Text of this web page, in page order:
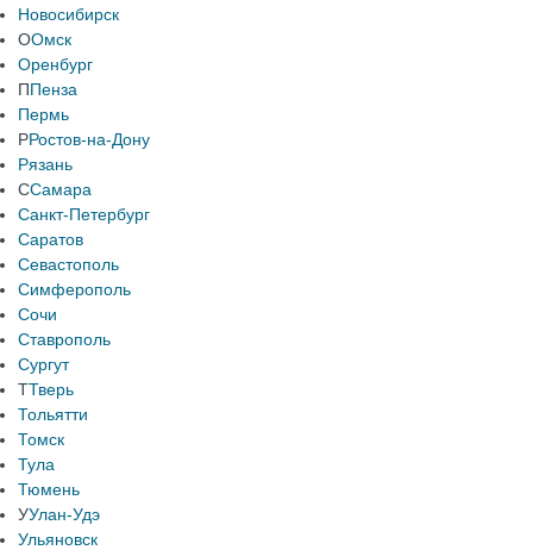
Новосибирск
ООмск
Оренбург
ППенза
Пермь
РРостов-на-Дону
Рязань
ССамара
Санкт-Петербург
Саратов
Севастополь
Симферополь
Сочи
Ставрополь
Сургут
ТТверь
Тольятти
Томск
Тула
Тюмень
УУлан-Удэ
Ульяновск